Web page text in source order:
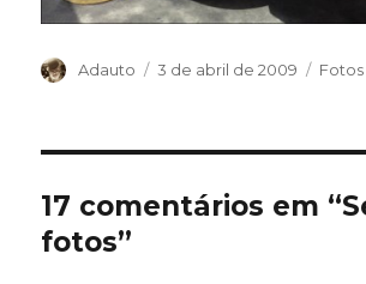
Autor
Adauto
Publicado
3 de abril de 2009
17 comentários em
fotos”